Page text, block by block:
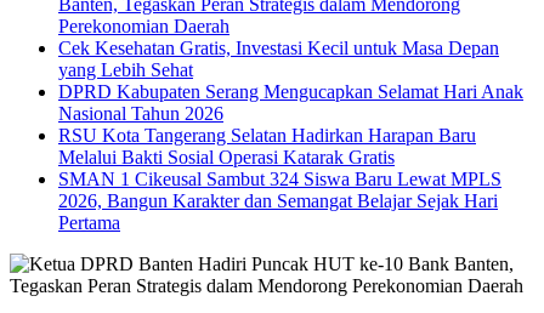
Perekonomian Daerah
Cek Kesehatan Gratis, Investasi Kecil untuk Masa Depan
yang Lebih Sehat
DPRD Kabupaten Serang Mengucapkan Selamat Hari Anak
Nasional Tahun 2026
RSU Kota Tangerang Selatan Hadirkan Harapan Baru
Melalui Bakti Sosial Operasi Katarak Gratis
SMAN 1 Cikeusal Sambut 324 Siswa Baru Lewat MPLS
2026, Bangun Karakter dan Semangat Belajar Sejak Hari
Pertama